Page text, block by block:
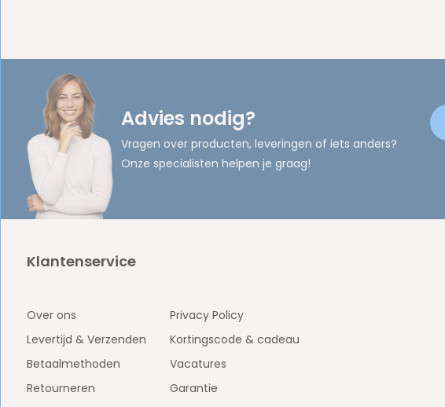
Advies nodig?
Vragen over producten, leveringen of iets anders?
Onze specialisten helpen je graag!
Klantenservice
Over ons
Levertijd & Verzenden
Betaalmethoden
Retourneren
Privacy Policy
Kortingscode & cadeau
Vacatures
Garantie